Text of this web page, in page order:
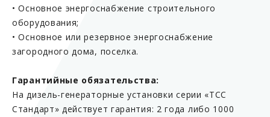
• Основное энергоснабжение строительного
оборудования;
• Основное или резервное энергоснабжение
загородного дома, поселка.
Гарантийные обязательства:
На дизель-генераторные установки серии «ТСС
Стандарт» действует гарантия: 2 года либо 1000